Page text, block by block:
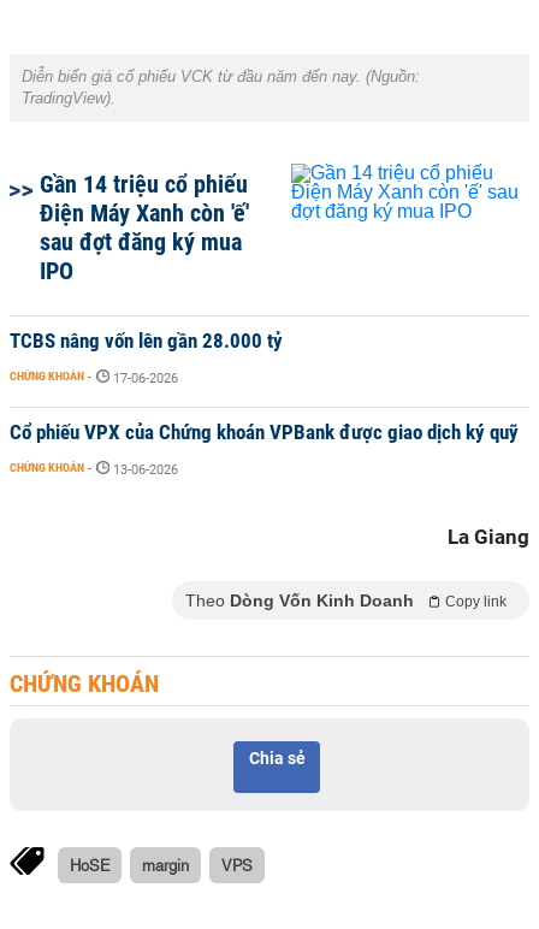
Diễn biến giá cổ phiếu VCK từ đầu năm đến nay. (Nguồn:
TradingView).
Gần 14 triệu cổ phiếu
Điện Máy Xanh còn 'ế'
sau đợt đăng ký mua
IPO
TCBS nâng vốn lên gần 28.000 tỷ
CHỨNG KHOÁN - 17-06-2026
Cổ phiếu VPX của Chứng khoán VPBank được giao dịch ký quỹ
CHỨNG KHOÁN - 13-06-2026
La Giang
Theo Dòng Vốn Kinh Doanh Copy link
CHỨNG KHOÁN
Chia sẻ
HoSE margin VPS